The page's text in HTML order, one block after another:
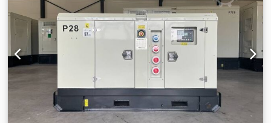
обращайтесь к команде DPX. = Дополнительные опции и
аксессуары = - Аккумулятор - Контрольная панель -
Стальная крыша Dcsdjxb Nyajpfx Amysk - Автоцистерна